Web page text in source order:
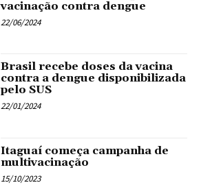
vacinação contra dengue
22/06/2024
Brasil recebe doses da vacina
contra a dengue disponibilizada
pelo SUS
22/01/2024
Itaguaí começa campanha de
multivacinação
15/10/2023